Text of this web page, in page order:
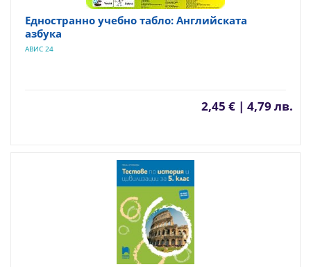
Едностранно учебно табло: Английската
азбука
АВИС 24
2,45 € | 4,79 лв.